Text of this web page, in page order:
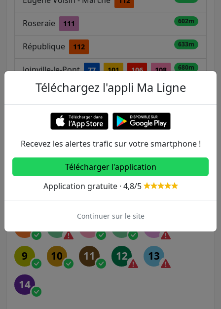
Roseraie 111 602m
République 112 633m
Joinville-le-Pont 77 101 106
108
110
112 201 281 A
680m
Hippodrome de Vincennes 77 776m
Autres lignes
Metro
1 2 3 3B 4
9 10 11 12 13
14
Téléchargez l'appli Ma Ligne
Recevez les alertes trafic sur votre smartphone !
Télécharger l'application
Application gratuite · 4,8/5
Continuer sur le site